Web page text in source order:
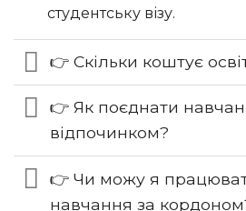
студентську візу.
👉 Скільки коштує
👉 Як поєднати
відпочинком?
👉 Чи можу я
навчання за